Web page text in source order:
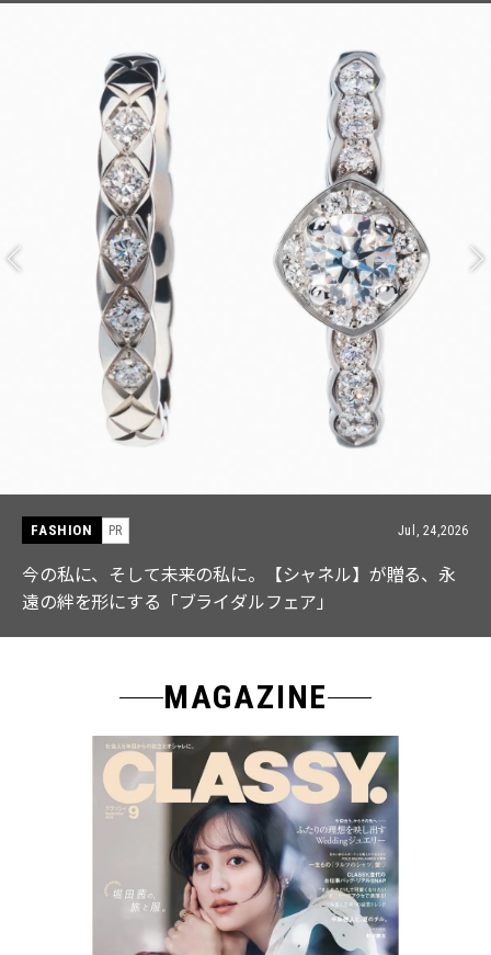
FASHION PR Jul, 15,2026
【ICB】人気インフルエンサーと共同制作! 週5で着たく
なる「名品ブラウス」２選
MAGAZINE